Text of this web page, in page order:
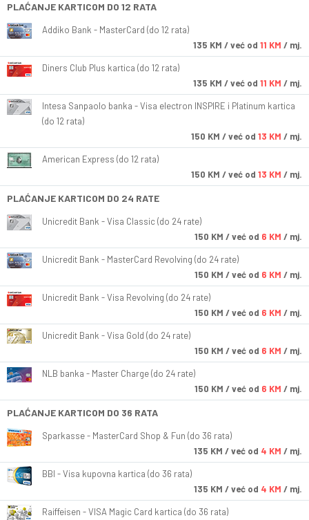
PLAĆANJE KARTICOM DO 12 RATA
Addiko Bank - MasterCard (do 12 rata)
135 KM / već od 11 KM / mj.
Diners Club Plus kartica (do 12 rata)
135 KM / već od 11 KM / mj.
Intesa Sanpaolo banka - Visa electron INSPIRE i Platinum kartica
(do 12 rata)
150 KM / već od 13 KM / mj.
American Express (do 12 rata)
150 KM / već od 13 KM / mj.
PLAĆANJE KARTICOM DO 24 RATE
Unicredit Bank - Visa Classic (do 24 rate)
150 KM / već od 6 KM / mj.
Unicredit Bank - MasterCard Revolving (do 24 rate)
150 KM / već od 6 KM / mj.
Unicredit Bank - Visa Revolving (do 24 rate)
150 KM / već od 6 KM / mj.
Unicredit Bank - Visa Gold (do 24 rate)
150 KM / već od 6 KM / mj.
NLB banka - Master Charge (do 24 rate)
150 KM / već od 6 KM / mj.
PLAĆANJE KARTICOM DO 36 RATA
Sparkasse - MasterCard Shop & Fun (do 36 rata)
135 KM / već od 4 KM / mj.
BBI - Visa kupovna kartica (do 36 rata)
135 KM / već od 4 KM / mj.
Raiffeisen - VISA Magic Card kartica (do 36 rata)